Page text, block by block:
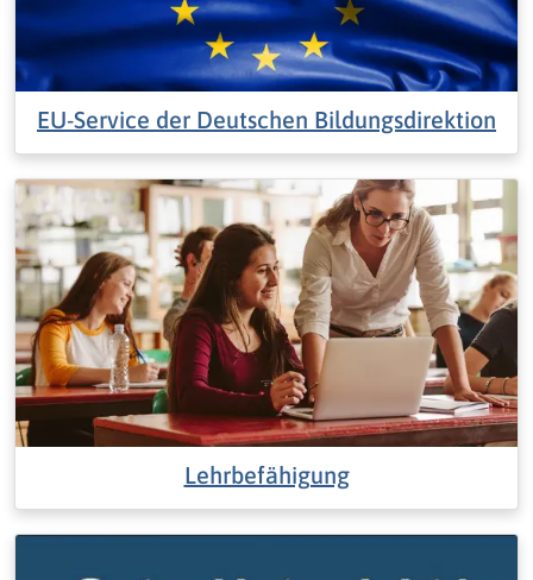
EU-Service der Deutschen Bildungsdirektion
Lehrbefähigung